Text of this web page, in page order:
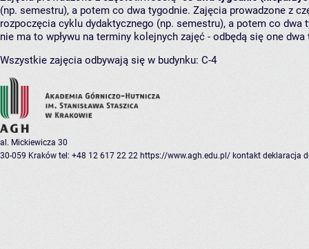
(np. semestru), a potem co dwa tygodnie. Zajęcia prowadzone z
rozpoczęcia cyklu dydaktycznego (np. semestru), a potem co
nie ma to wpływu na terminy kolejnych zajęć - odbędą się one
Wszystkie zajęcia odbywają się w budynku: C-4
al. Mickiewicza 30
30-059 Kraków tel: +48 12 617 22 22 https://www.agh.edu.pl/ kontakt deklaracja